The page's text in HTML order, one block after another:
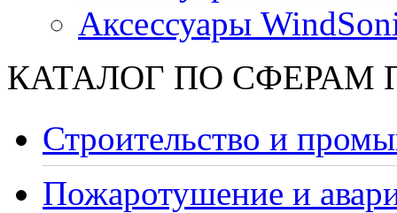
Аксессуары
КАТАЛОГ ПО СФЕРАМ
Строительство и
Пожаротушение и